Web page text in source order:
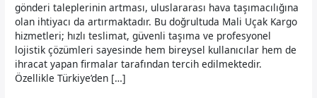
gönderi taleplerinin artması, uluslararası hava taşımacılığına
olan ihtiyacı da artırmaktadır. Bu doğrultuda Mali Uçak Kargo
hizmetleri; hızlı teslimat, güvenli taşıma ve profesyonel
lojistik çözümleri sayesinde hem bireysel kullanıcılar hem de
ihracat yapan firmalar tarafından tercih edilmektedir.
Özellikle Türkiye’den […]